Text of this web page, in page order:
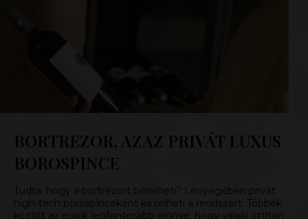
BORTREZOR, AZAZ PRIVÁT LUXUS
BOROSPINCE
Tudta, hogy a bortrezort bérelheti? Lényegében privát
high-tech borospinceként kezelheti a rendszert. Többek
között az egyik legfontosabb előnye, hogy valaki otthon